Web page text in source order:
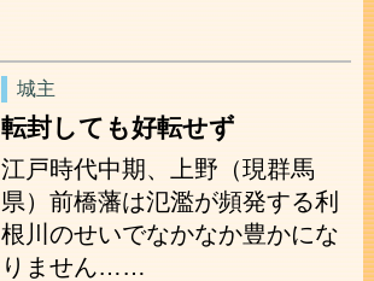
城主
転封しても好転せず
江戸時代中期、上野（現群馬
県）前橋藩は氾濫が頻発する利
根川のせいでなかなか豊かにな
りません……